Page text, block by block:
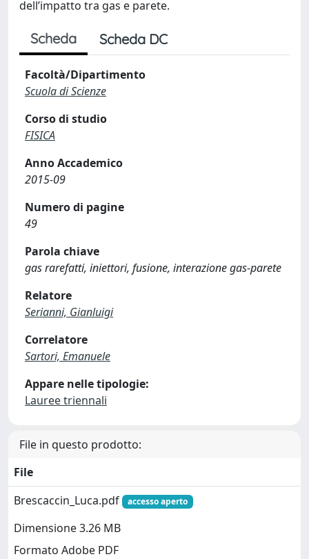
dell’impatto tra gas e parete.
Scheda Scheda DC
Facoltà/Dipartimento
Scuola di Scienze
Corso di studio
FISICA
Anno Accademico
2015-09
Numero di pagine
49
Parola chiave
gas rarefatti, iniettori, fusione, interazione gas-parete
Relatore
Serianni, Gianluigi
Correlatore
Sartori, Emanuele
Appare nelle tipologie:
Lauree triennali
File in questo prodotto:
File
Brescaccin_Luca.pdf
accesso aperto
Dimensione 3.26 MB
Formato Adobe PDF